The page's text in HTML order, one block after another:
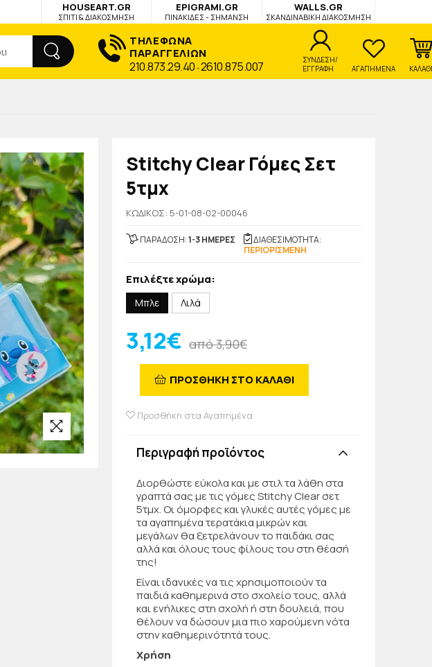
HOUSEART.GR
ΣΠΙΤΙ & ΔΙΑΚΟΣΜΗΣΗ
EPIGRAMI.GR
ΠΙΝΑΚΙΔΕΣ - ΣΗΜΑΝΣΗ
WALLS.GR
ΣΚΑΝΔΙΝΑΒΙΚΗ ΔΙΑΚΟΣΜΗΣΗ
ΤΗΛΕΦΩΝΑ
ΠΑΡΑΓΓΕΛΙΩΝ
210.873.29.40 -2610.875.007
ΣΥΝΔΕΣΗ/
ΕΓΓΡΑΦΗ
ΑΓΑΠΗΜΕΝΑ
Stitchy Clear Γόμες Σετ
5τμχ
KΩΔΙΚΟΣ: 5-01-08-02-00046
ΠΑΡΑΔΟΣΗ:1-3 ΗΜΕΡΕΣ
ΔΙΑΘΕΣΙΜΟΤΗΤΑ:
ΠΕΡΙΟΡΙΣΜΕΝΗ
Επιλέξτε χρώμα:
Μπλε Λιλά
3,12€ από 3,90€
ΠΡΟΣΘΗΚΗ ΣΤΟ ΚΑΛΑΘΙ
Προσθήκη στα Αγαπημένα
Περιγραφή προϊόντος
Διορθώστε εύκολα και με στιλ τα λάθη στα
γραπτά σας με τις γόμες Stitchy Clear σετ
5τμχ. Οι όμορφες και γλυκές αυτές γόμες με
τα αγαπημένα τερατάκια μικρών και
μεγάλων θα ξετρελάνουν το παιδάκι σας
αλλά και όλους τους φίλους του στη θέασή
της!
Είναι ιδανικές να τις χρησιμοποιούν τα
παιδιά καθημερινά στο σχολείο τους, αλλά
και ενήλικες στη σχολή ή στη δουλειά, που
θέλουν να δώσουν μια πιο χαρούμενη νότα
στην καθημερινότητά τους.
Χρήση